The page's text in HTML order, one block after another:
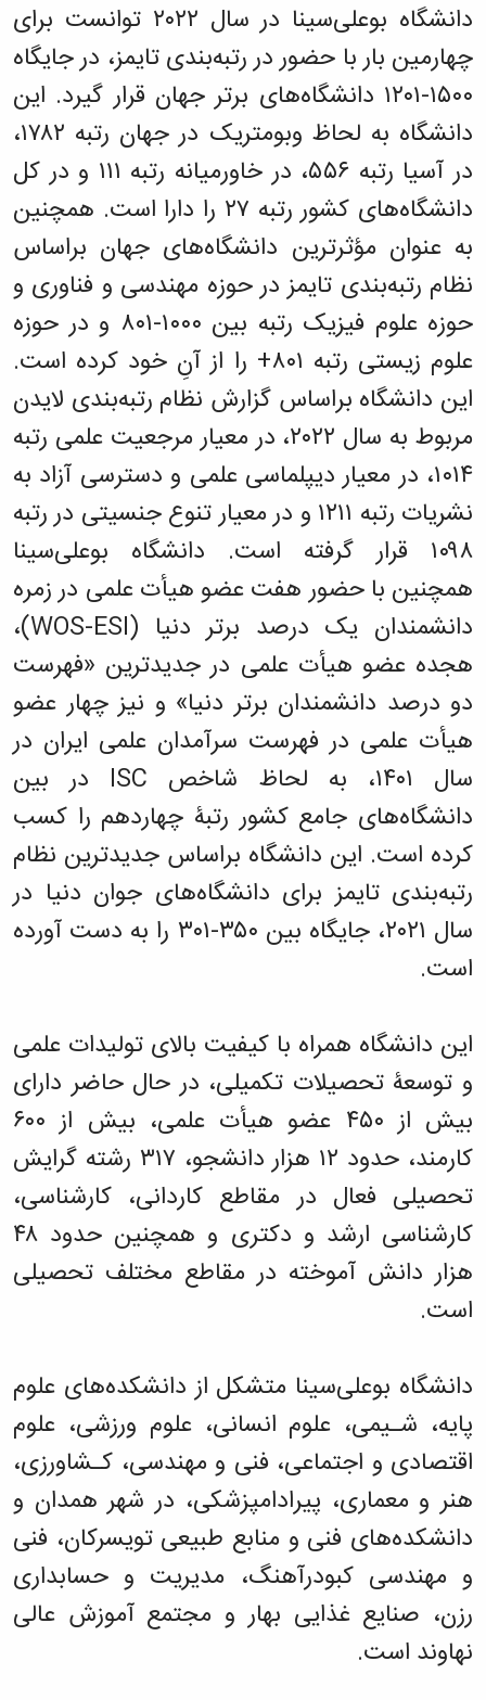
فناوری
دانشگاه بوعلی‌سینا در سال ۲۰۲۲ توانست برای
چهارمین بار با حضور در رتبه‌بندی تایمز، در جایگاه
۱۵۰۰-۱۲۰۱ دانشگاه‌های برتر جهان قرار گیرد. این
دانشگاه به لحاظ وبومتریک در جهان رتبه ۱۷۸۲،
در آسیا رتبه ۵۵۶، در خاورمیانه رتبه ۱۱۱ و در کل
دانشگاه‌های کشور رتبه ۲۷ را دارا است. همچنین
به عنوان مؤثرترین دانشگاه‌های جهان براساس
نظام رتبه‌بندی تایمز در حوزه مهندسی و فناوری و
حوزه علوم فیزیک رتبه بین ۱۰۰۰-۸۰۱ و در حوزه
علوم زیستی رتبه ۸۰۱+ را از آنِ خود کرده است.
این دانشگاه براساس گزارش نظام رتبه‌بندی لایدن
مربوط به سال ۲۰۲۲، در معیار مرجعیت علمی رتبه
۱۰۱۴، در معیار دیپلماسی علمی و دسترسی آزاد به
نشریات رتبه ۱۲۱۱ و در معیار تنوع جنسیتی در رتبه
۱۰۹۸ قرار گرفته است. دانشگاه بوعلی‌سینا
همچنین با حضور هفت عضو هیأت علمی در زمره
دانشمندان یک درصد برتر دنیا (WOS-ESI)،
هجده عضو هیأت علمی در جدیدترین «فهرست
دو درصد دانشمندان برتر دنیا» و نیز چهار عضو
هیأت علمی در فهرست سرآمدان علمی ایران در
سال ۱۴۰۱، به لحاظ شاخص ISC در بین
دانشگاه‌های جامع کشور رتبۀ چهاردهم را کسب
کرده است. این دانشگاه براساس جدیدترین نظام
رتبه‌بندی تایمز برای دانشگاه‌های جوان دنیا در
سال ۲۰۲۱، جایگاه بین ۳۵۰-۳۰۱ را به دست آورده
است.
این دانشگاه همراه با کیفیت بالای تولیدات علمی
و توسعۀ تحصیلات تکمیلی، در حال حاضر دارای
بیش از ۴۵۰ عضو هیأت علمی، بیش از ۶۰۰
کارمند، حدود ۱۲ هزار دانشجو، ۳۱۷ رشته گرایش
تحصیلی فعال در مقاطع کاردانی، ‏کارشناسی،
کارشناسی ارشد و دکتری و همچنین حدود ۴۸
هزار دانش آموخته در مقاطع مختلف تحصیلی
است.
دانشگاه بوعلی‌سینا متشکل از دانشکده‌های علوم
پایه، شـیمی، علوم انسانی، علوم ورزشی، علوم
اقتصادی و اجتماعی، فنی و مهندسی، کـشاورزی،
هنر و معماری، پیرادامپزشکی، در شهر همدان و
دانشکده‌های فنی و منابع طبیعی تویسرکان، فنی
و مهندسی کبودرآهنگ، مدیریت و حسابداری
رزن، صنایع غذایی بهار و مجتمع آموزش عالی
نهاوند است.